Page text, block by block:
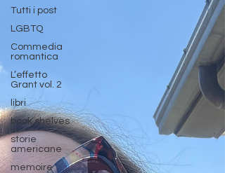
Tutti i post
LGBTQ
Commedia
romantica
L’effetto
Grant vol. 2
libri
book shelves
storie
americane
memoire